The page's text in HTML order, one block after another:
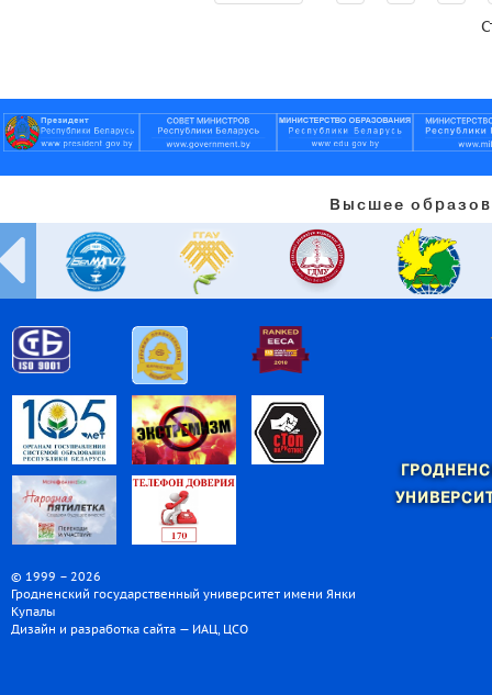
Высшее
© 1999 – 2026
Гродненский государственный университет имени Янки
Купалы
Дизайн и разработка сайта — ИАЦ, ЦСО